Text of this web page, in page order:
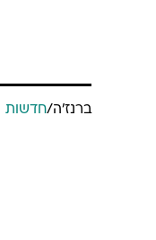
ברנז'ה/חדשות